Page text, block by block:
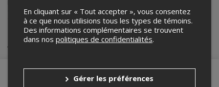
contacter l’organisateur de l’événement, Le PONT , à
etabouriesh@centrelepont.com ou au+1 819-373-1273.
Achat de billets
En cliquant sur « Tout accepter », vous consentez
à ce que nous utilisions tous les types de témoins.
Des informations complémentaires se trouvent
dans nos politiques de confidentialités.
Gérer les préférences